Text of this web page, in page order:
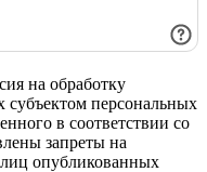
на обработку
персональных
в соответствии со
запреты на
опубликованных